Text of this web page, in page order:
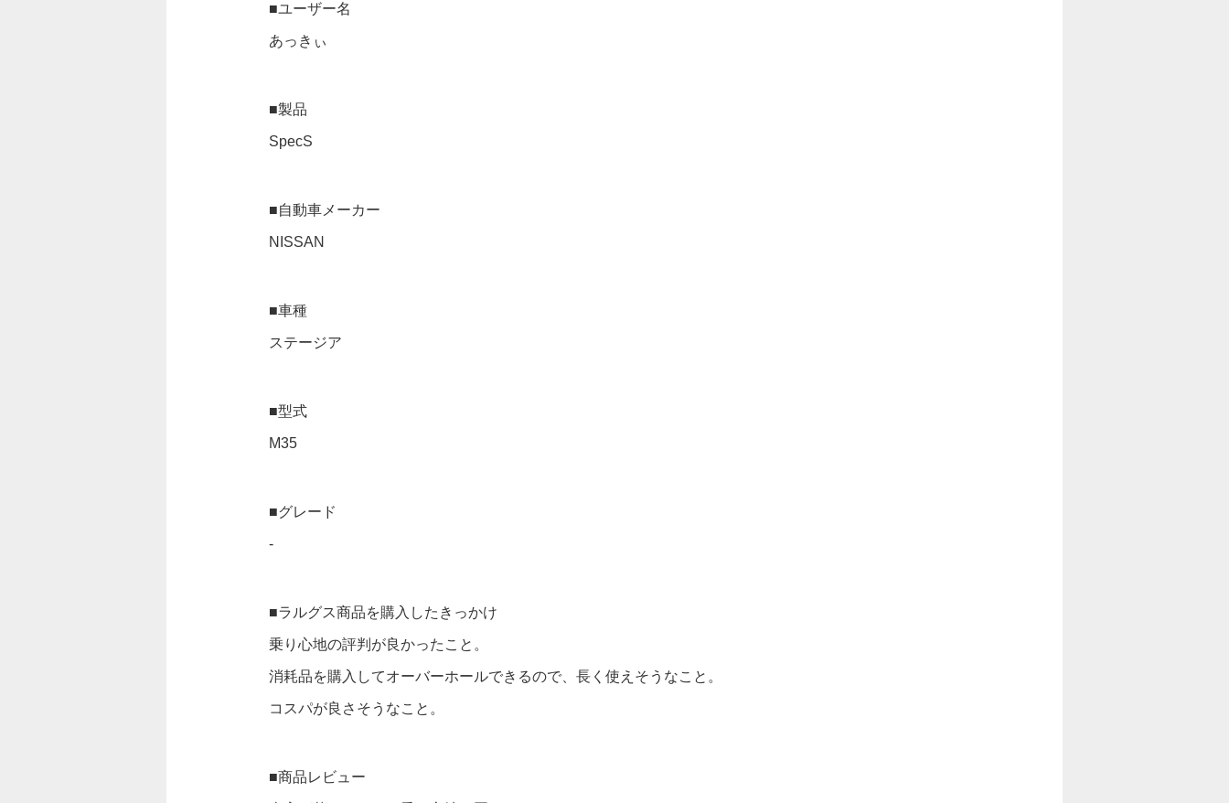
■ユーザー名
あっきぃ
■製品
SpecS
■自動車メーカー
NISSAN
■車種
ステージア
■型式
M35
■グレード
-
■ラルグス商品を購入したきっかけ
乗り心地の評判が良かったこと。
消耗品を購入してオーバーホールできるので、長く使えそうなこと。
コスパが良さそうなこと。
■商品レビュー